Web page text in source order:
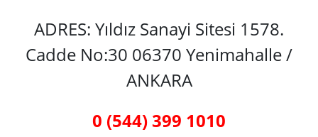
ADRES: Yıldız Sanayi Sitesi 1578.
Cadde No:30 06370 Yenimahalle /
ANKARA
0 (544) 399 1010